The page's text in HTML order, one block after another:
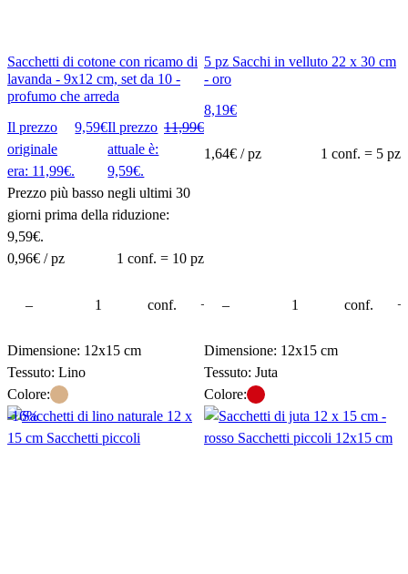
Sacchetti di cotone con ricamo di
lavanda - 9x12 cm, set da 10 -
profumo che arreda
11,99€
Il prezzo
originale
era: 11,99€.
9,59€Il prezzo
attuale è:
9,59€.
Prezzo più basso negli ultimi 30
giorni prima della riduzione:
9,59€.
0,96€ / pz 1 conf. = 10 pz
– conf. +
5 pz Sacchi in velluto 22 x 30 cm
- oro
8,19€
1,64€ / pz 1 conf. = 5 pz
– conf. +
Dimensione: 12x15 cm
Tessuto: Lino
Colore:
-16%
Dimensione: 12x15 cm
Tessuto: Juta
Colore: